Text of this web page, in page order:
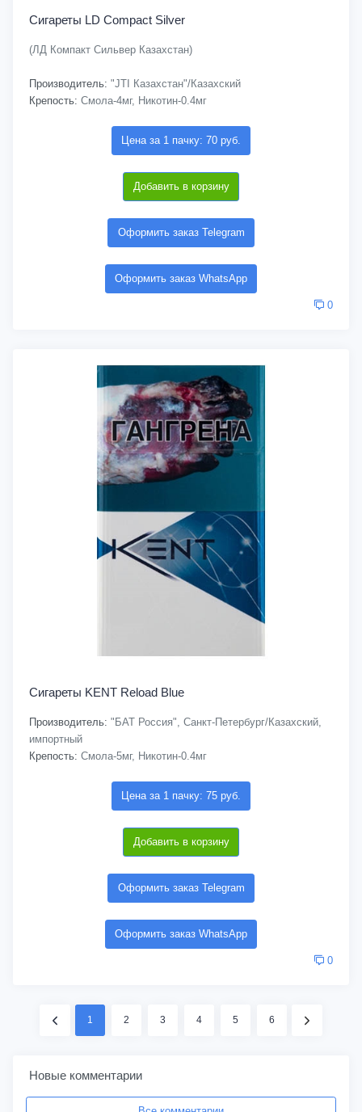
Сигареты LD Compact Silver
(ЛД Компакт Сильвер Казахстан)
Производитель: "JTI Казахстан"/Казахский
Крепость: Смола-4мг, Никотин-0.4мг
Цена за 1 пачку: 70 руб.
Добавить в корзину
Оформить заказ Telegram
Оформить заказ WhatsApp
0
Сигареты KENT Reload Blue
Производитель: "БАТ Россия", Санкт-Петербург/Казахский,
импортный
Крепость: Смола-5мг, Никотин-0.4мг
Цена за 1 пачку: 75 руб.
Добавить в корзину
Оформить заказ Telegram
Оформить заказ WhatsApp
0
1 2 3 4 5 6
Новые комментарии